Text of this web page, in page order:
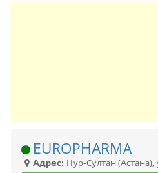
EUROPHARMA
Адрес: Нур-Султан (Астана),